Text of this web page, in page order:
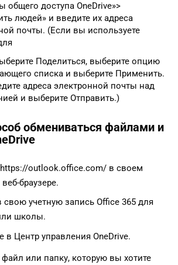
общего доступа OneDrive»>
людей» и введите их адреса
почты. (Если вы используете
Поделиться, выберите опцию
списка и выберите Применить.
адреса электронной почты над
и выберите Отправить.)
обмениваться файлами и
https://outlook.office.com/ в своем
браузере.
свою учетную запись Office 365 для
школы.
в Центр управления OneDrive.
или папку, которую вы хотите